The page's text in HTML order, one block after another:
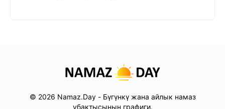
© 2026 Namaz.Day - Бүгүнкү жана айлык намаз
убактысынын графиги.